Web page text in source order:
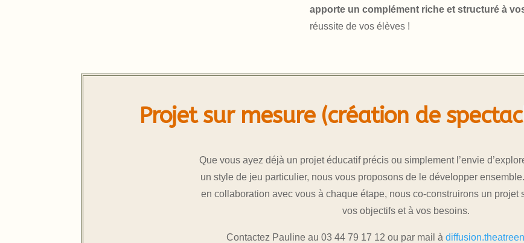
apporte un complément riche et structuré à
réussite de vos élèves !
Projet sur mesure (création de
Que vous ayez déjà un projet éducatif précis ou simplement l’envie
un style de jeu particulier, nous vous proposons de le développer
en collaboration avec vous à chaque étape, nous co-construirons un projet
vos objectifs et à vos besoins.
Contactez Pauline au 03 44 79 17 12 ou par mail à